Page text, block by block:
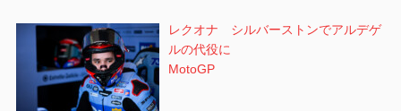
レクオナ シルバーストンでアルデゲ
ルの代役に
MotoGP